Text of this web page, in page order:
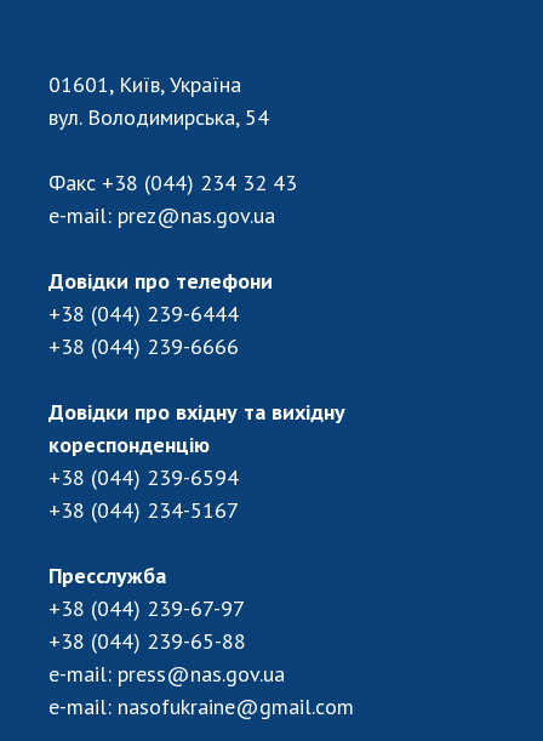
Ради, комітети та комісії
Наукові центри МОН та НАН України
Громадські організації
ДІЯЛЬНІСТЬ
Засідання Президії НАН України
Сесії Загальних зборів НАН України
Річні звіти НАН України
Річні фінансові звіти НАН України
Наукові публікації та видавнича діяльність
трансфер технологій в наукових установах
Наукові об'єкти, що становлять національне
надбання
Центри колективного користування
науковими приладами НАН України
Оцінювання ефективності діяльності
01601, Київ, Україна
вул. Володимирська, 54
Факс +38 (044) 234 32 43
e-mail: prez@nas.gov.ua
Довідки про телефони
+38 (044) 239-6444
+38 (044) 239-6666
Довідки про вхідну та вихідну
кореспонденцію
+38 (044) 239-6594
+38 (044) 234-5167
Пресслужба
+38 (044) 239-67-97
+38 (044) 239-65-88
e-mail: press@nas.gov.ua
e-mail: nasofukraine@gmail.com